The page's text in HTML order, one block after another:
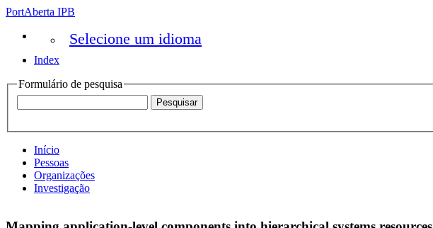
PortAberta IPB
Selecione um idioma
Index
Formulário de pesquisa
Início
Pessoas
Organizações
Investigação